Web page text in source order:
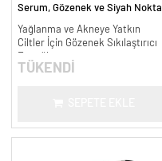
Serum, Gözenek ve Siyah Nokta
30 ml.
Yağlanma ve Akneye Yatkın
Ciltler İçin Gözenek Sıkılaştırıcı
TÜKENDİ